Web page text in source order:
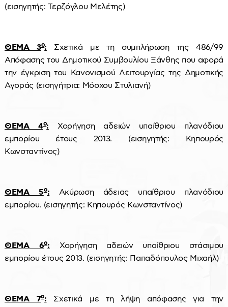
(εισηγητής: Τερζόγλου Μελέτης)
ΘΕΜΑ 3ο: Σχετικά με τη συμπλήρωση της 486/99
Απόφασης του Δημοτικού Συμβουλίου Ξάνθης που αφορά
την έγκριση του Κανονισμού Λειτουργίας της Δημοτικής
Αγοράς (εισηγήτρια: Μόσχου Στυλιανή)
ΘΕΜΑ 4ο: Χορήγηση αδειών υπαίθριου πλανόδιου
εμπορίου έτους 2013. (εισηγητής: Κηπουρός
Κωνσταντίνος)
ΘΕΜΑ 5ο: Ακύρωση άδειας υπαίθριου πλανόδιου
εμπορίου. (εισηγητής: Κηπουρός Κωνσταντίνος)
ΘΕΜΑ 6ο: Χορήγηση αδειών υπαίθριου στάσιμου
εμπορίου έτους 2013. (εισηγητής: Παπαδόπουλος Μιχαήλ)
ΘΕΜΑ 7ο: Σχετικά με τη λήψη απόφασης για την